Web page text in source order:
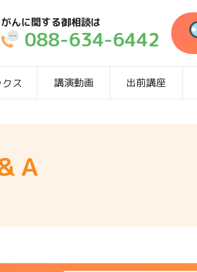
がんに関する御相談は
088-634-6442
クス 講演動画 出前講座
Ａ